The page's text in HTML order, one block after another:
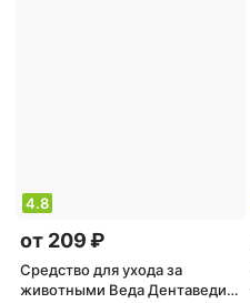
4.8
от 209 ₽
Средство для ухода за
животными Веда Дентаведин